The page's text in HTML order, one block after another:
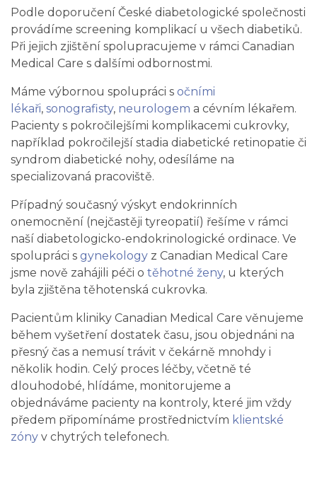
Podle doporučení České diabetologické společnosti
provádíme screening komplikací u všech diabetiků.
Při jejich zjištění spolupracujeme v rámci Canadian
Medical Care s dalšími odbornostmi.
Máme výbornou spolupráci s očními
lékaři, sonografisty, neurologem a cévním lékařem.
Pacienty s pokročilejšími komplikacemi cukrovky,
například pokročilejší stadia diabetické retinopatie či
syndrom diabetické nohy, odesíláme na
specializovaná pracoviště.
Případný současný výskyt endokrinních
onemocnění (nejčastěji tyreopatií) řešíme v rámci
naší diabetologicko-endokrinologické ordinace. Ve
spolupráci s gynekology z Canadian Medical Care
jsme nově zahájili péči o těhotné ženy, u kterých
byla zjištěna těhotenská cukrovka.
Pacientům kliniky Canadian Medical Care věnujeme
během vyšetření dostatek času, jsou objednáni na
přesný čas a nemusí trávit v čekárně mnohdy i
několik hodin. Celý proces léčby, včetně té
dlouhodobé, hlídáme, monitorujeme a
objednáváme pacienty na kontroly, které jim vždy
předem připomínáme prostřednictvím klientské
zóny v chytrých telefonech.